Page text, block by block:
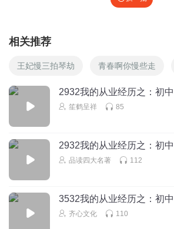
相关推荐
王妃慢三拍琴劫 青春啊你慢些走
2932我的从业经历之：初
笙鹤呈祥 85
2932我的从业经历之：初
品读四大名著 112
3532我的从业经历之：初
齐心文化 110